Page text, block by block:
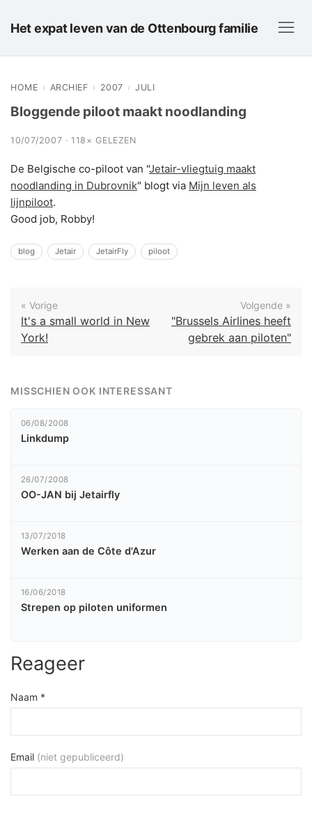
Het expat leven van de Ottenbourg familie
HOME › ARCHIEF › 2007 › JULI
Bloggende piloot maakt noodlanding
10/07/2007 · 118× GELEZEN
De Belgische co-piloot van "Jetair-vliegtuig maakt
noodlanding in Dubrovnik" blogt via Mijn leven als
lijnpiloot.
Good job, Robby!
blog Jetair JetairFly piloot
« Vorige
It's a small world in New
York!
Volgende »
"Brussels Airlines heeft
gebrek aan piloten"
MISSCHIEN OOK INTERESSANT
06/08/2008
Linkdump
26/07/2008
OO-JAN bij Jetairfly
13/07/2018
Werken aan de Côte d'Azur
16/06/2018
Strepen op piloten uniformen
Reageer
Naam *
Email (niet gepubliceerd)